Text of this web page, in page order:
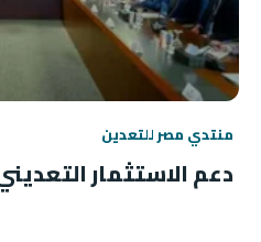
منتدي مصر للتعدين
دعم الاستثمار